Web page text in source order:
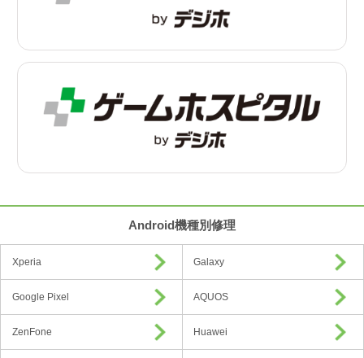
Android機種別修理
Xperia Galaxy
Google Pixel AQUOS
ZenFone Huawei